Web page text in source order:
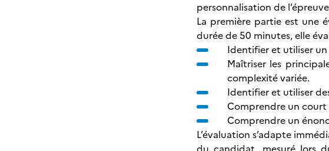
personnalisation de
La première partie est une
durée de 50 minutes, elle
Identifier et utiliser
Maîtriser les
complexité variée.
Identifier et utiliser
Comprendre un court
Comprendre un
L’évaluation s’adapte